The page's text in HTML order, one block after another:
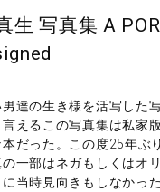
生 写真集 A
達の生き様を活写した
えるこの写真集は私家
だった。この度25年ぶ
一部はネガもしくはオ
当時見向きもしなかっ